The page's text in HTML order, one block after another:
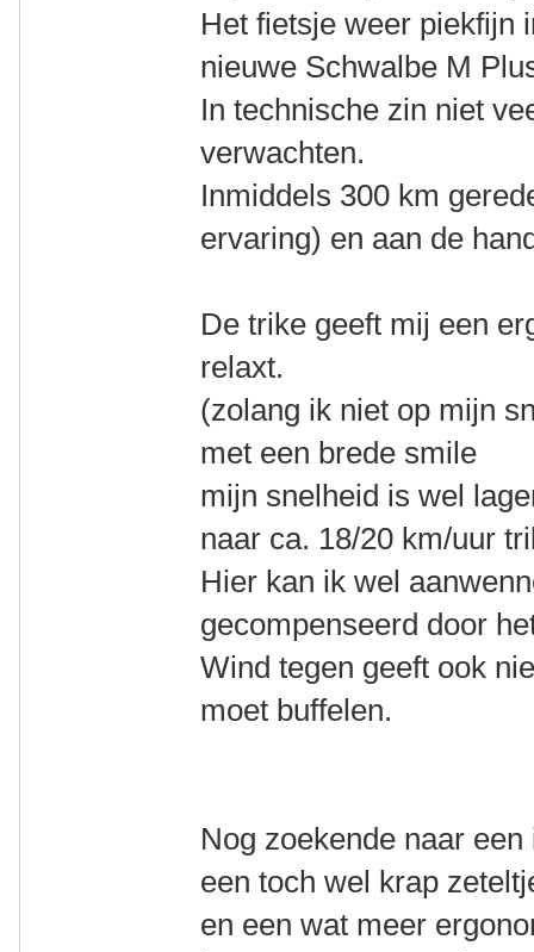
Het fietsje weer piekfijn
nieuwe Schwalbe M
In technische zin niet
verwachten.
Inmiddels 300 km
ervaring) en aan de
De trike geeft mij een
relaxt.
(zolang ik niet op mijn
met een brede smile
mijn snelheid is wel
naar ca. 18/20 km/uur
Hier kan ik wel
gecompenseerd door
Wind tegen geeft ook
moet buffelen.
Nog zoekende naar
een toch wel krap
en een wat meer